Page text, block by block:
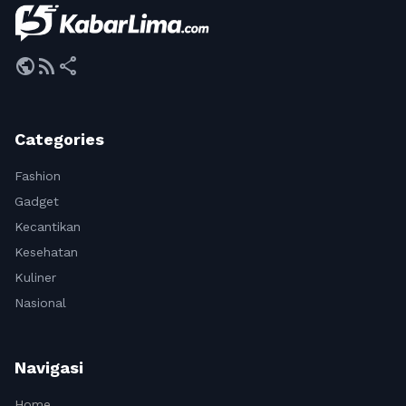
publicrss_feed share
Categories
Fashion
Gadget
Kecantikan
Kesehatan
Kuliner
Nasional
Navigasi